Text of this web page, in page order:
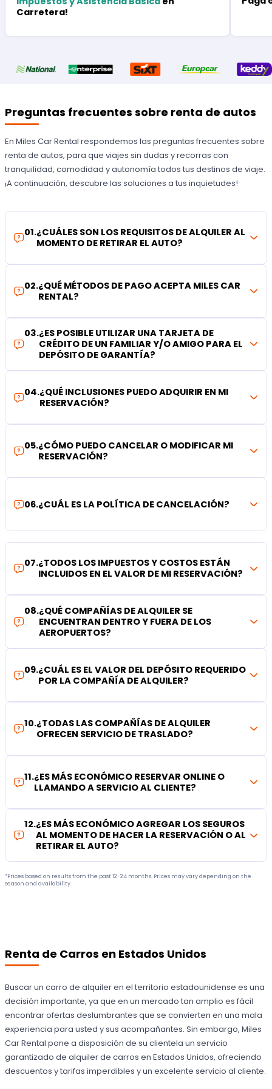
Carretera!
Preguntas frecuentes sobre renta de autos
En Miles Car Rental respondemos las preguntas frecuentes sobre
renta de autos, para que viajes sin dudas y recorras con
tranquilidad, comodidad y autonomía todos tus destinos de viaje.
¡A continuación, descubre las soluciones a tus inquietudes!
01.¿CUÁLES SON LOS REQUISITOS DE ALQUILER AL
MOMENTO DE RETIRAR EL AUTO?
02.¿QUÉ MÉTODOS DE PAGO ACEPTA MILES CAR
RENTAL?
03.¿ES POSIBLE UTILIZAR UNA TARJETA DE
CRÉDITO DE UN FAMILIAR Y/O AMIGO PARA EL
DEPÓSITO DE GARANTÍA?
04.¿QUÉ INCLUSIONES PUEDO ADQUIRIR EN MI
RESERVACIÓN?
05.¿CÓMO PUEDO CANCELAR O MODIFICAR MI
RESERVACIÓN?
06.¿CUÁL ES LA POLÍTICA DE CANCELACIÓN?
07.¿TODOS LOS IMPUESTOS Y COSTOS ESTÁN
INCLUIDOS EN EL VALOR DE MI RESERVACIÓN?
08.¿QUÉ COMPAÑÍAS DE ALQUILER SE
ENCUENTRAN DENTRO Y FUERA DE LOS
AEROPUERTOS?
09.¿CUÁL ES EL VALOR DEL DEPÓSITO REQUERIDO
POR LA COMPAÑÍA DE ALQUILER?
10.¿TODAS LAS COMPAÑÍAS DE ALQUILER
OFRECEN SERVICIO DE TRASLADO?
11.¿ES MÁS ECONÓMICO RESERVAR ONLINE O
LLAMANDO A SERVICIO AL CLIENTE?
12.¿ES MÁS ECONÓMICO AGREGAR LOS SEGUROS
AL MOMENTO DE HACER LA RESERVACIÓN O AL
RETIRAR EL AUTO?
*Prices based on results from the past 12-24 months. Prices may vary depending on the
season and availability.
Renta de Carros en Estados Unidos
Buscar un carro de alquiler en el territorio estadounidense es una
decisión importante, ya que en un mercado tan amplio es fácil
encontrar ofertas deslumbrantes que se convierten en una mala
experiencia para usted y sus acompañantes. Sin embargo, Miles
Car Rental pone a disposición de su clientela un servicio
garantizado de alquiler de carros en Estados Unidos, ofreciendo
descuentos y tarifas imperdibles y un excelente servicio al cliente.